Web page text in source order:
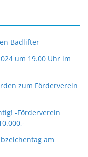
Badlifter
um 19.00 Uhr im
zum Förderverein
-Förderverein
am